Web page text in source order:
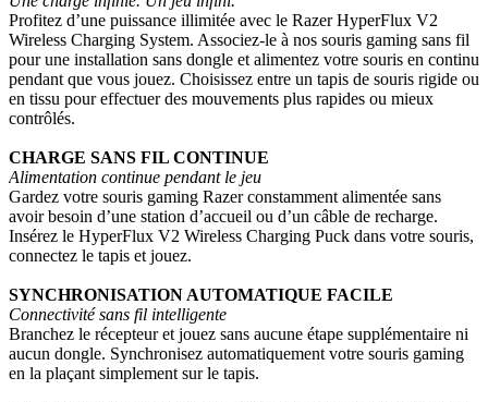
Profitez d’une puissance illimitée avec le Razer HyperFlux V2
Wireless Charging System. Associez-le à nos souris gaming sans fil
pour une installation sans dongle et alimentez votre souris en continu
pendant que vous jouez. Choisissez entre un tapis de souris rigide ou
en tissu pour effectuer des mouvements plus rapides ou mieux
contrôlés.
CHARGE SANS FIL CONTINUE
Alimentation continue pendant le jeu
Gardez votre souris gaming Razer constamment alimentée sans
avoir besoin d’une station d’accueil ou d’un câble de recharge.
Insérez le HyperFlux V2 Wireless Charging Puck dans votre souris,
connectez le tapis et jouez.
SYNCHRONISATION AUTOMATIQUE FACILE
Connectivité sans fil intelligente
Branchez le récepteur et jouez sans aucune étape supplémentaire ni
aucun dongle. Synchronisez automatiquement votre souris gaming
en la plaçant simplement sur le tapis.